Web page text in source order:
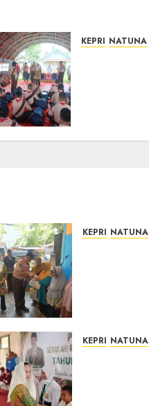
KEPRI NATUNA
06/08/2026
KEPRI NATUNA
KEPRI NATUNA